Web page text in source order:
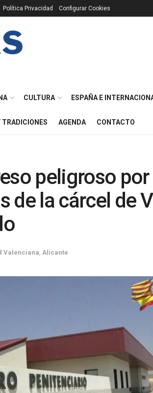
Política Privacidad Configurar Cookies
CULTURA ESPAÑA E
TRADICIONES AGENDA CONTACTO
peligroso
de la cárcel de
Valenciana Alicante